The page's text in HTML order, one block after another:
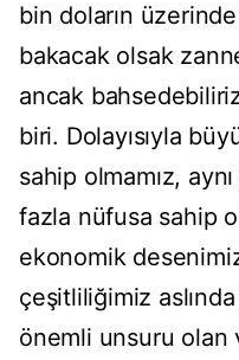
bin doların
bakacak olsak
ancak
biri. Dolayısıyla
sahip olmamız,
fazla nüfusa sahip
ekonomik
çeşitliliğimiz
önemli unsuru olan